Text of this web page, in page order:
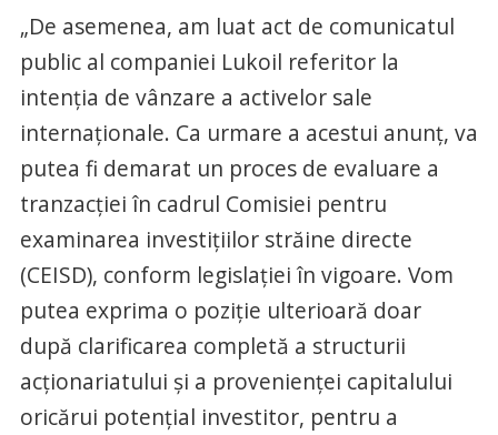
„De asemenea, am luat act de comunicatul
public al companiei Lukoil referitor la
intenția de vânzare a activelor sale
internaționale. Ca urmare a acestui anunț, va
putea fi demarat un proces de evaluare a
tranzacției în cadrul Comisiei pentru
examinarea investițiilor străine directe
(CEISD), conform legislației în vigoare. Vom
putea exprima o poziție ulterioară doar
după clarificarea completă a structurii
acționariatului și a provenienței capitalului
oricărui potențial investitor, pentru a